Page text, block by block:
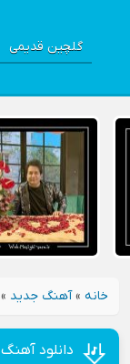
گلچین قدیمی
خانه »آهنگ جدید
دانلود